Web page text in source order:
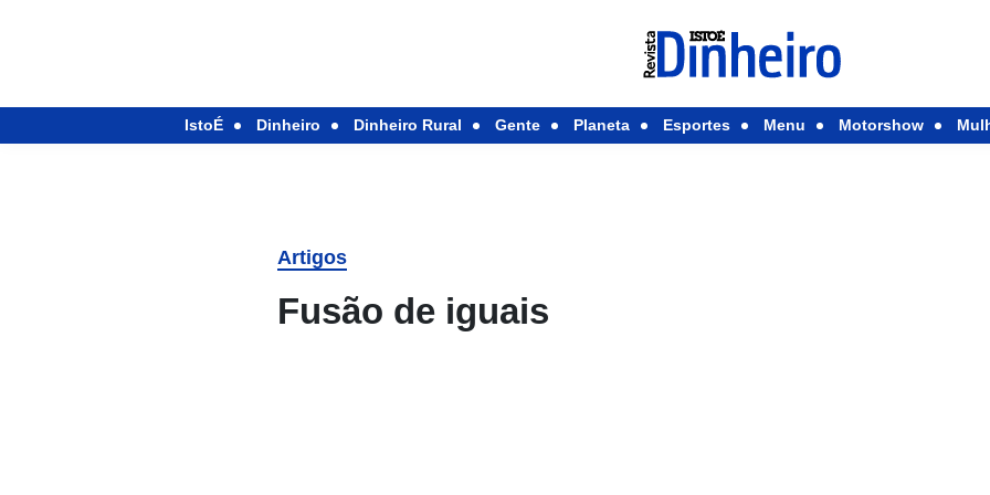
IstoÉ Dinheiro Dinheiro Rural Gente Planeta Esportes Menu Motorshow
Artigos
Fusão de iguais